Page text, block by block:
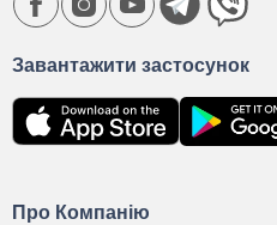
Про Компанію
Завантажити застосунок